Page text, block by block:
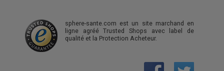
sphere-sante.com est un site marchand en
ligne agréé Trusted Shops avec label de
qualité et la Protection Acheteur.